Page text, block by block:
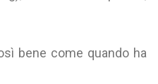
bene come quando ha